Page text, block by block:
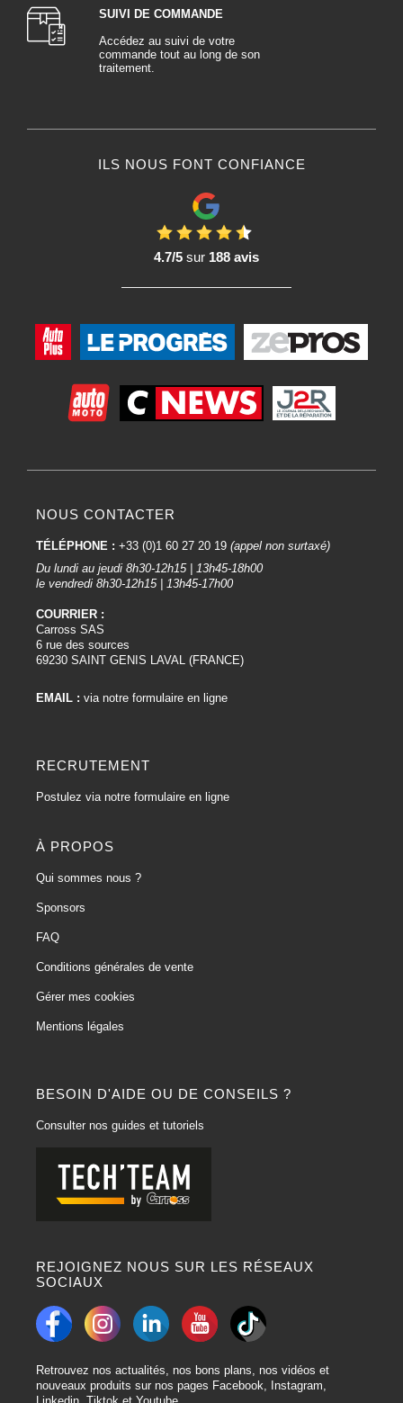
SUIVI DE COMMANDE
Accédez au suivi de votre
commande tout au long de son
traitement.
ILS NOUS FONT CONFIANCE
4.7/5sur 188 avis
BESOIN D'AIDE OU DE CONSEILS ?
Consulter nos guides et tutoriels
REJOIGNEZ NOUS SUR LES RÉSEAUX
SOCIAUX
Retrouvez nos actualités, nos bons plans, nos vidéos et
nouveaux produits sur nos pages Facebook, Instagram,
NOUS CONTACTER
TÉLÉPHONE : +33 (0)1 60 27 20 19 (appel non surtaxé)
Du lundi au jeudi 8h30-12h15 | 13h45-18h00
le vendredi 8h30-12h15 | 13h45-17h00
COURRIER :
Carross SAS
6 rue des sources
69230 SAINT GENIS LAVAL (FRANCE)
EMAIL : via notre formulaire en ligne
RECRUTEMENT
Postulez via notre formulaire en ligne
À PROPOS
Qui sommes nous ?
Sponsors
FAQ
Conditions générales de vente
Gérer mes cookies
Mentions légales